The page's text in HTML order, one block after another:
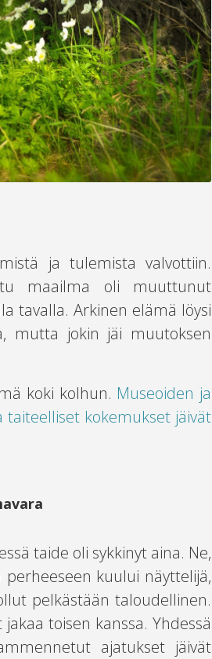
ja tulemista valvottiin.
maailma oli muuttunut
tavalla. Arkinen elämä löysi
mutta jokin jäi muutoksen
koki kolhun. Museoiden ja
kokemukset jäivät
taide oli sykkinyt aina. Ne,
kuului näyttelijä,
pelkästään taloudellinen.
toisen kanssa. Yhdessä
ajatukset jäivät